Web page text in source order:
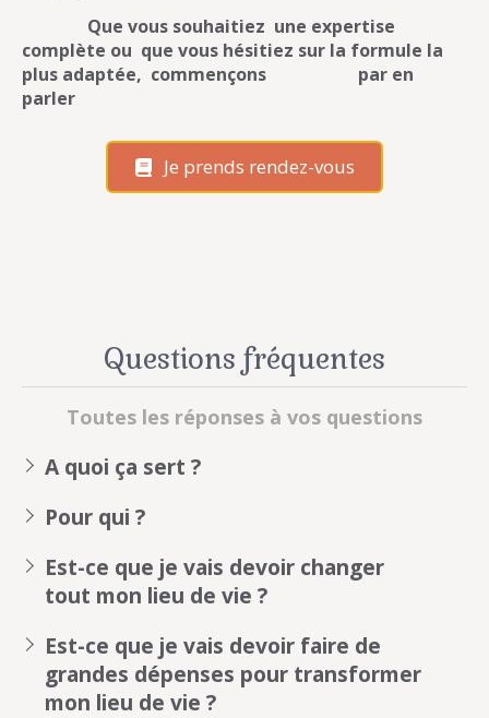
Que vous souhaitiez une expertise
complète ou que vous hésitiez sur la formule la
plus adaptée, commençons par en
parler
Je prends rendez-vous
Questions fréquentes
Toutes les réponses à vos questions
A quoi ça sert ?
Pour qui ?
Est-ce que je vais devoir changer
tout mon lieu de vie ?
Est-ce que je vais devoir faire de
grandes dépenses pour transformer
mon lieu de vie ?